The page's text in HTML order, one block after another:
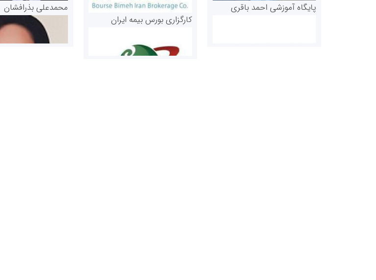
پایگاه آموزشی احمد باقری
کارگزاری بورس بیمه ایران
محمدعلی بذرافشان